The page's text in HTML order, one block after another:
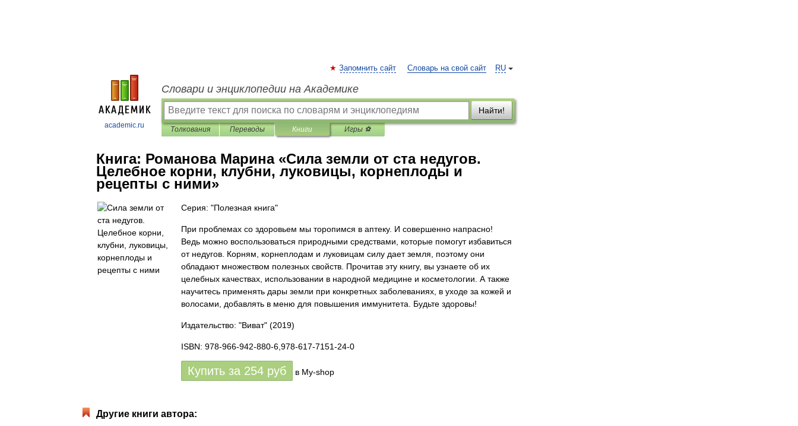
academic.ru
RU
Запомнить сайт Словарь на свой сайт
Словари и энциклопедии на Академике
Найти!
Толкования Переводы Книги Игры ⚽
Книга: Романова Марина «Сила земли от ста недугов.
Целебное корни, клубни, луковицы, корнеплоды и
рецепты с ними»
Серия: "Полезная книга"
При проблемах со здоровьем мы торопимся в аптеку. И совершенно напрасно!
Ведь можно воспользоваться природными средствами, которые помогут избавиться
от недугов. Корням, корнеплодам и луковицам силу дает земля, поэтому они
обладают множеством полезных свойств. Прочитав эту книгу, вы узнаете об их
целебных качествах, использовании в народной медицине и косметологии. А также
научитесь применять дары земли при конкретных заболеваниях, в уходе за кожей и
волосами, добавлять в меню для повышения иммунитета. Будьте здоровы!
Издательство: "Виват" (2019)
ISBN: 978-966-942-880-6,978-617-7151-24-0
Купить за 254 руб в My-shop
Другие книги автора: